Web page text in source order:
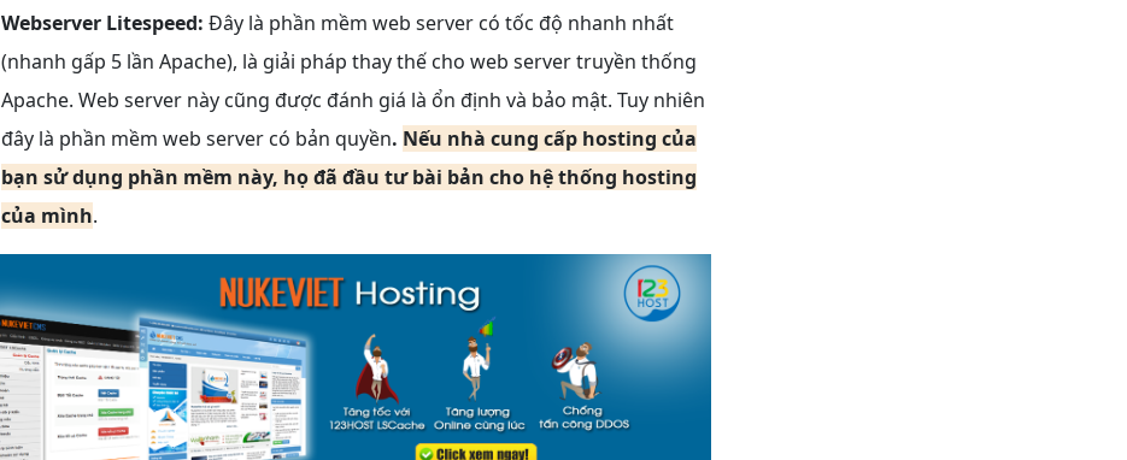
Webserver Litespeed: Đây là phần mềm web server có tốc độ nhanh nhất
(nhanh gấp 5 lần Apache), là giải pháp thay thế cho web server truyền thống
Apache. Web server này cũng được đánh giá là ổn định và bảo mật. Tuy nhiên
đây là phần mềm web server có bản quyền. Nếu nhà cung cấp hosting của
bạn sử dụng phần mềm này, họ đã đầu tư bài bản cho hệ thống hosting
của mình.